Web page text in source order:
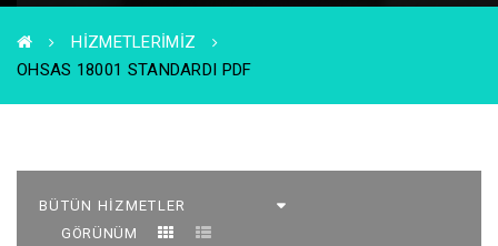
HIZMETLERIMIZ
OHSAS 18001 STANDARDI PDF
GÖRÜNÜM